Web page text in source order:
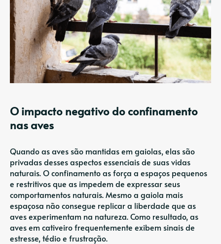
O impacto negativo do confinamento
nas aves
Quando as aves são mantidas em gaiolas, elas são
privadas desses aspectos essenciais de suas vidas
naturais. O confinamento as força a espaços pequenos
e restritivos que as impedem de expressar seus
comportamentos naturais. Mesmo a gaiola mais
espaçosa não consegue replicar a liberdade que as
aves experimentam na natureza. Como resultado, as
aves em cativeiro frequentemente exibem sinais de
estresse, tédio e frustração.